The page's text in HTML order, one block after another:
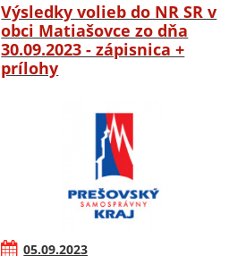
Výsledky volieb do NR SR v
obci Matiašovce zo dňa
30.09.2023 - zápisnica +
prílohy
05.09.2023